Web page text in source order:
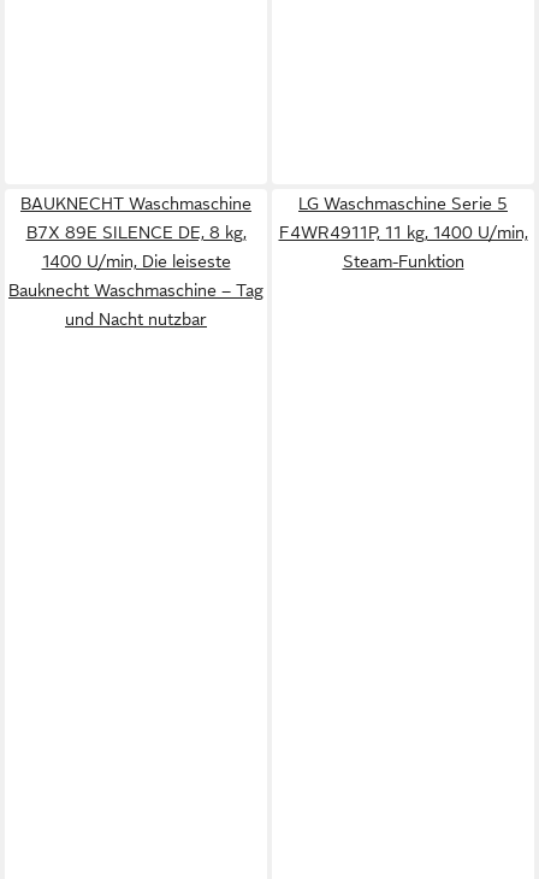
BAUKNECHT Waschmaschine
B7X 89E SILENCE DE, 8 kg,
1400 U/min, Die leiseste
Bauknecht Waschmaschine – Tag
und Nacht nutzbar
LG Waschmaschine Serie 5
F4WR4911P, 11 kg, 1400 U/min,
Steam-Funktion